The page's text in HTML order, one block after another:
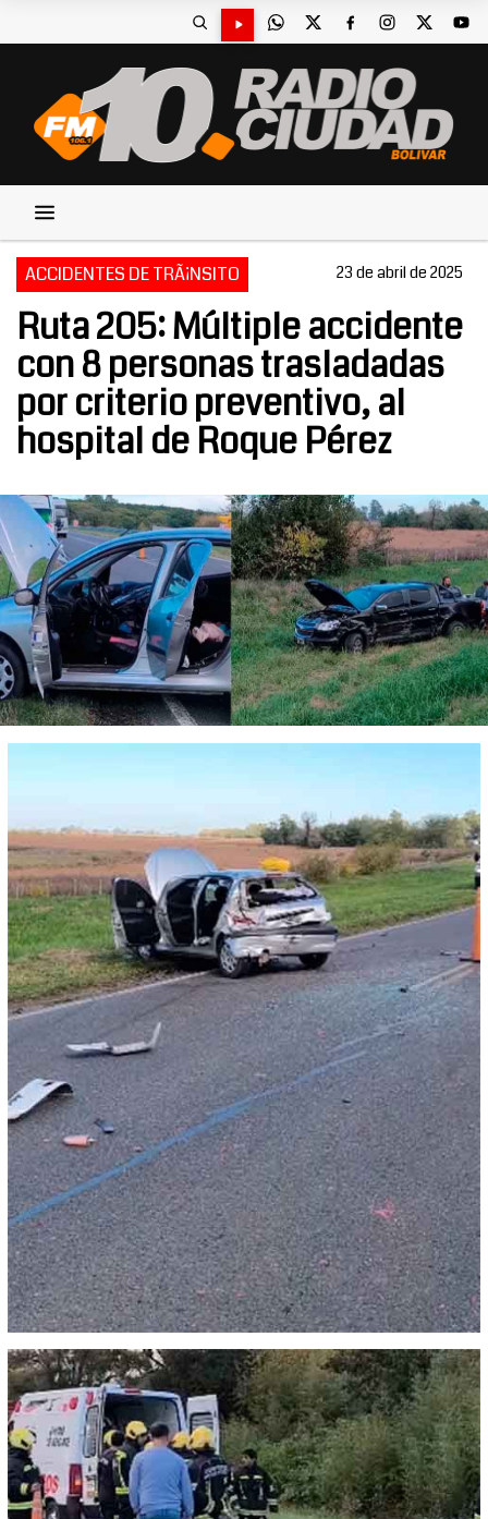
ACCIDENTES DE TRÃ¡NSITO 23 de abril de 2025
Ruta 205: Múltiple accidente
con 8 personas trasladadas
por criterio preventivo, al
hospital de Roque Pérez